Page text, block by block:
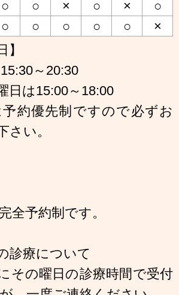
○ ○ × ○ × ○
○ ○ ○ ○ ○
×
】
～20:30
日は15:00～18:00
約優先制ですので必ずお
さい。
全予約制です。
診療について
その曜日の診療時間で受付